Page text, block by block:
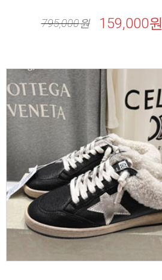
795,000원 159,000원